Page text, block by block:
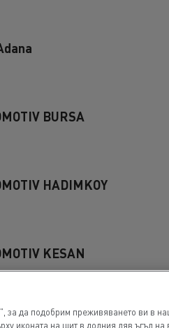
BURSA
HADIMKOY
KESAN
KOCAELI
за да подобрим преживяването ви в
иконата на щит в долния ляв ъгъл на